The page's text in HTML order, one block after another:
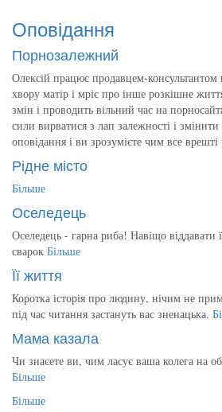
Оповідання
Порнозалежний
Олексій працює продавцем-консультантом
хвору матір і мріє про інше розкішне
змін і проводить вільний час на
сили вирватися з лап залежності і
оповідання і ви зрозумієте чим все врешті
Рідне місто
Більше
Оселедець
Оселедець - гарна риба! Навіщо віддавати
сварок Більше
Її життя
Коротка історія про людину, нічим не
під час читання застануть вас зненацька.
Мама казала
Чи знаєете ви, чим ласує ваша колега на
Більше
Більше